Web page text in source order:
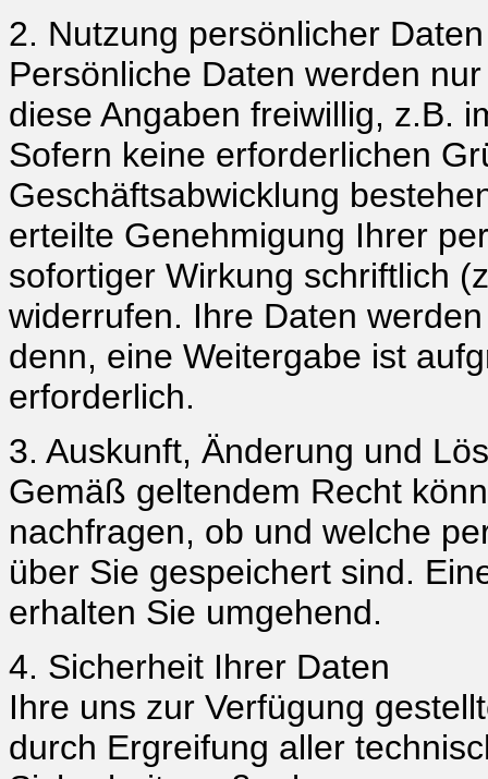
2. Nutzung persönlicher Daten
Persönliche Daten werden
diese Angaben freiwillig, z.B.
Sofern keine erforderlichen
Geschäftsabwicklung
erteilte Genehmigung Ihrer
sofortiger Wirkung schriftlich
widerrufen. Ihre Daten
denn, eine Weitergabe ist
erforderlich.
3. Auskunft, Änderung und
Gemäß geltendem Recht
nachfragen, ob und welche
über Sie gespeichert sind.
erhalten Sie umgehend.
4. Sicherheit Ihrer Daten
Ihre uns zur Verfügung
durch Ergreifung aller